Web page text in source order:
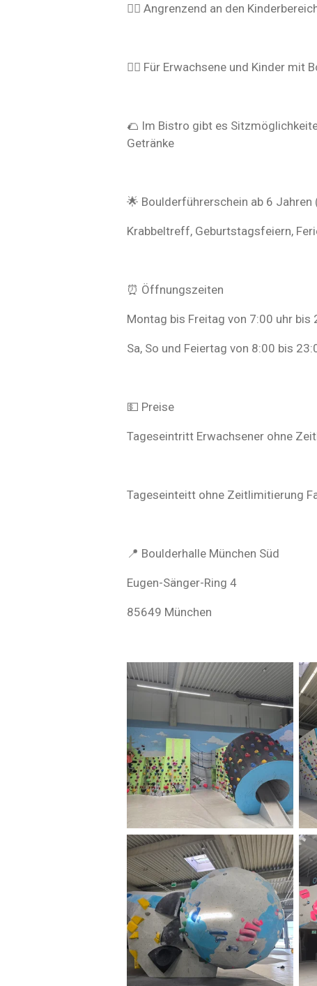
👱‍♂️ Angrenzend an den
👱‍♀️ Für Erwachsene und Kinder mit
🌮 Im Bistro gibt es
Getränke
🌟 Boulderführerschein ab 6
Krabbeltreff, Geburtstagsfeiern,
⏰️ Öffnungszeiten
Montag bis Freitag von 7:00 uhr bis
Sa, So und Feiertag von 8:00 bis
💵 Preise
Tageseintritt Erwachsener ohne
Tageseinteitt ohne Zeitlimitierung
📍 Boulderhalle München Süd
Eugen-Sänger-Ring 4
85649 München